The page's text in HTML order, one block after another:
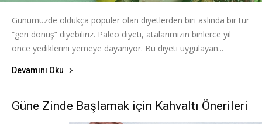
Günümüzde oldukça popüler olan diyetlerden biri aslında bir tür
“geri dönüş” diyebiliriz. Paleo diyeti, atalarımızın binlerce yıl
önce yediklerini yemeye dayanıyor. Bu diyeti uygulayan...
Devamını Oku
Güne Zinde Başlamak için Kahvaltı Önerileri